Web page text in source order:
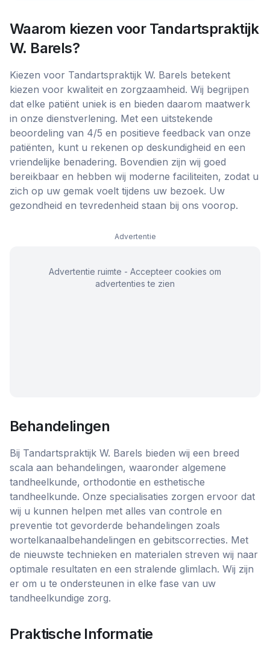
Waarom kiezen voor Tandartspraktijk
W. Barels?
Kiezen voor Tandartspraktijk W. Barels betekent
kiezen voor kwaliteit en zorgzaamheid. Wij begrijpen
dat elke patiënt uniek is en bieden daarom maatwerk
in onze dienstverlening. Met een uitstekende
beoordeling van 4/5 en positieve feedback van onze
patiënten, kunt u rekenen op deskundigheid en een
vriendelijke benadering. Bovendien zijn wij goed
bereikbaar en hebben wij moderne faciliteiten, zodat u
zich op uw gemak voelt tijdens uw bezoek. Uw
gezondheid en tevredenheid staan bij ons voorop.
Advertentie
Advertentie ruimte - Accepteer cookies om
advertenties te zien
Behandelingen
Bij Tandartspraktijk W. Barels bieden wij een breed
scala aan behandelingen, waaronder algemene
tandheelkunde, orthodontie en esthetische
tandheelkunde. Onze specialisaties zorgen ervoor dat
wij u kunnen helpen met alles van controle en
preventie tot gevorderde behandelingen zoals
wortelkanaalbehandelingen en gebitscorrecties. Met
de nieuwste technieken en materialen streven wij naar
optimale resultaten en een stralende glimlach. Wij zijn
er om u te ondersteunen in elke fase van uw
tandheelkundige zorg.
Praktische Informatie